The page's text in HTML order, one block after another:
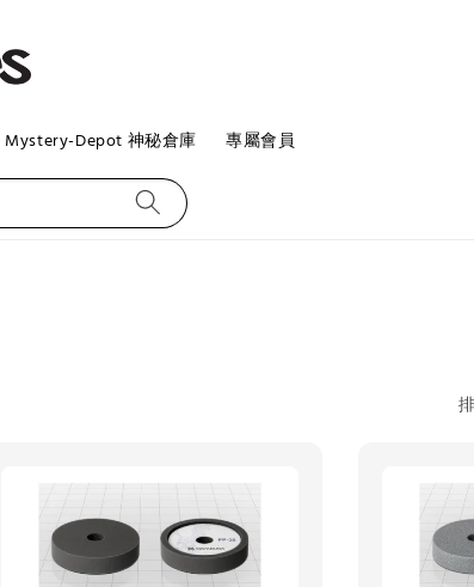
Mystery-Depot 神秘倉庫 專屬會員